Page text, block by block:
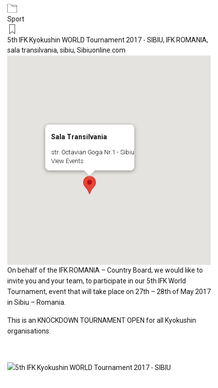
Sport
5th IFK Kyokushin WORLD Tournament 2017 - SIBIU, IFK ROMANIA,
sala transilvania, sibiu, Sibiuonline.com
Sala Transilvania
str. Octavian Goga Nr.1 - Sibiu
View Events
On behalf of the IFK ROMANIA – Country Board, we would like to
invite you and your team, to participate in our 5th IFK World
Tournament, event that will take place on 27th – 28th of May 2017
in Sibiu – Romania.
This is an KNOCKDOWN TOURNAMENT OPEN for all Kyokushin
organisations.